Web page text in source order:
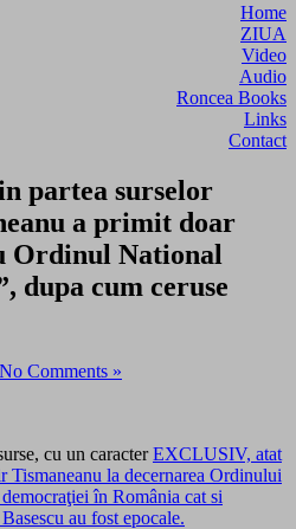
Home
ZIUA
Video
Audio
Roncea Books
Links
Contact
partea surselor
a primit doar
Ordinul National
dupa cum ceruse
No Comments »
cu un caracterEXCLUSIV, atat
la decernarea Ordinului
în România cat si
au fost epocale.